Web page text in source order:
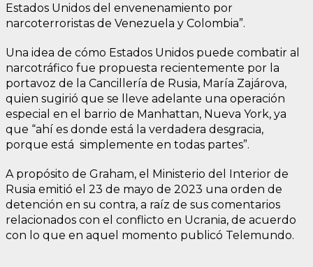
Estados Unidos del envenenamiento por
narcoterroristas de Venezuela y Colombia”.
Una idea de cómo Estados Unidos puede combatir al
narcotráfico fue propuesta recientemente por la
portavoz de la Cancillería de Rusia, María Zajárova,
quien sugirió que se lleve adelante una operación
especial en el barrio de Manhattan, Nueva York, ya
que “ahí es donde está la verdadera desgracia,
porque está simplemente en todas partes”.
A propósito de Graham, el Ministerio del Interior de
Rusia emitió el 23 de mayo de 2023 una orden de
detención en su contra, a raíz de sus comentarios
relacionados con el conflicto en Ucrania, de acuerdo
con lo que en aquel momento publicó Telemundo.